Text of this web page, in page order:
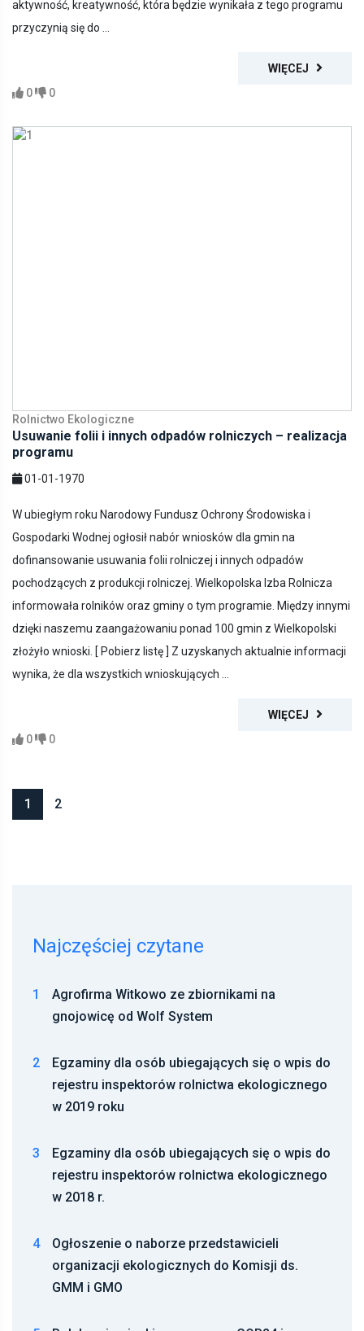
aktywność, kreatywność, która będzie wynikała z tego programu
przyczynią się do ...
WIĘCEJ
0
0
Rolnictwo Ekologiczne
Usuwanie folii i innych odpadów rolniczych – realizacja
programu
01-01-1970
W ubiegłym roku Narodowy Fundusz Ochrony Środowiska i
Gospodarki Wodnej ogłosił nabór wniosków dla gmin na
dofinansowanie usuwania folii rolniczej i innych odpadów
pochodzących z produkcji rolniczej. Wielkopolska Izba Rolnicza
informowała rolników oraz gminy o tym programie. Między innymi
dzięki naszemu zaangażowaniu ponad 100 gmin z Wielkopolski
złożyło wnioski. [ Pobierz listę ] Z uzyskanych aktualnie informacji
wynika, że dla wszystkich wnioskujących ...
WIĘCEJ
0
0
1 2
Najczęściej czytane
1
Agrofirma Witkowo ze zbiornikami na
gnojowicę od Wolf System
2
Egzaminy dla osób ubiegających się o wpis do
rejestru inspektorów rolnictwa ekologicznego
w 2019 roku
3
Egzaminy dla osób ubiegających się o wpis do
rejestru inspektorów rolnictwa ekologicznego
w 2018 r.
4
Ogłoszenie o naborze przedstawicieli
organizacji ekologicznych do Komisji ds.
GMM i GMO